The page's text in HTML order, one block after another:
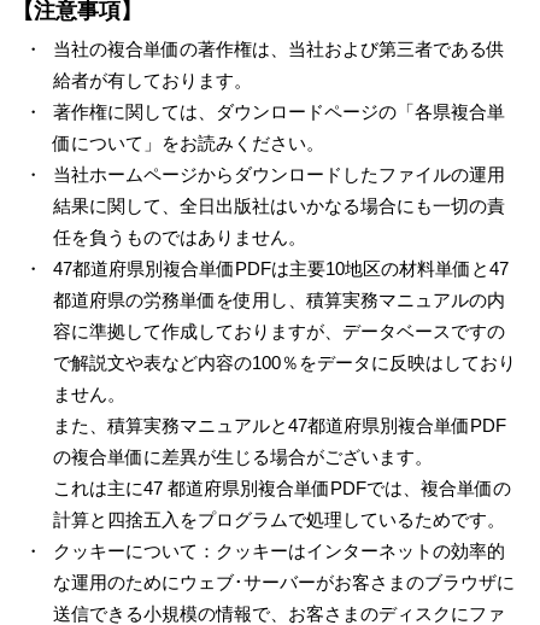
【注意事項】
当社の複合単価の著作権は、当社および第三者である供
給者が有しております。
著作権に関しては、ダウンロードページの「各県複合単
価について」をお読みください。
当社ホームページからダウンロードしたファイルの運用
結果に関して、全日出版社はいかなる場合にも一切の責
任を負うものではありません。
47都道府県別複合単価PDFは主要10地区の材料単価と47
都道府県の労務単価を使用し、積算実務マニュアルの内
容に準拠して作成しておりますが、データベースですの
で解説文や表など内容の100％をデータに反映はしており
ません。
また、積算実務マニュアルと47都道府県別複合単価PDF
の複合単価に差異が生じる場合がございます。
これは主に47 都道府県別複合単価PDFでは、複合単価の
計算と四捨五入をプログラムで処理しているためです。
クッキーについて：クッキーはインターネットの効率的
な運用のためにウェブ･サーバーがお客さまのブラウザに
送信できる小規模の情報で、お客さまのディスクにファ